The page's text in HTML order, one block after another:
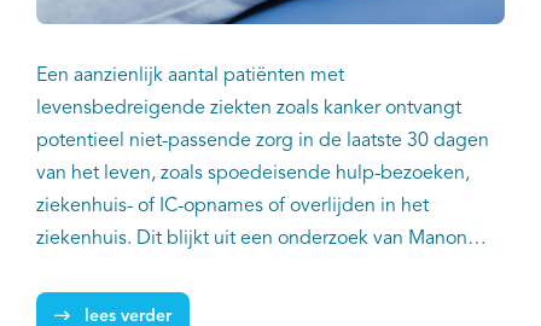
Een aanzienlijk aantal patiënten met
levensbedreigende ziekten zoals kanker ontvangt
potentieel niet-passende zorg in de laatste 30 dagen
van het leven, zoals spoedeisende hulp-bezoeken,
ziekenhuis- of IC-opnames of overlijden in het
ziekenhuis. Dit blijkt uit een onderzoek van Manon
werd in het special issue ‘Palliative Care for Patients
lees verder